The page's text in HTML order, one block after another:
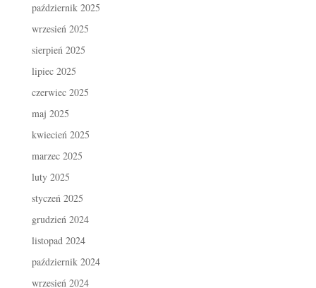
październik 2025
wrzesień 2025
sierpień 2025
lipiec 2025
czerwiec 2025
maj 2025
kwiecień 2025
marzec 2025
luty 2025
styczeń 2025
grudzień 2024
listopad 2024
październik 2024
wrzesień 2024